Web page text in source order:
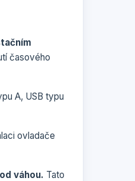
časového
A, USB typu
ovladače
váhou. Tato